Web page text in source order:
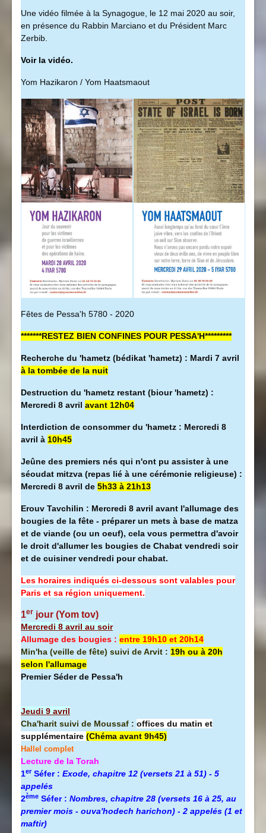
Une vidéo filmée à la Synagogue, le 12 mai 2020 au soir,
en présence du Rabbin Marciano et du Président Marc
Zerbib.
Voir la vidéo.
Yom Hazikaron / Yom Haatsmaout
Fêtes de Pessa'h 5780 - 2020
*******RESTEZ BIEN CONFINES POUR PESSA'H*********
Recherche du 'hametz (bédikat 'hametz) : Mardi 7 avril
à la tombée de la nuit
Destruction du 'hametz restant (biour 'hametz) :
Mercredi 8 avril avant 12h04
Interdiction de consommer du 'hametz : Mercredi 8
avril à 10h45
Jeûne des premiers nés qui n'ont pu assister à une
séoudat mitzva (repas lié à une cérémonie religieuse) :
Mercredi 8 avril de 5h33 à 21h13
Erouv Tavchilin : Mercredi 8 avril avant l'allumage des
bougies de la fête - préparer un mets à base de matza
et de viande (ou un oeuf), cela vous permettra d'avoir
le droit d'allumer les bougies de Chabat vendredi soir
et de cuisiner vendredi pour chabat.
Les horaires indiqués ci-dessous sont valables pour
Paris et sa région uniquement.
1er jour (Yom tov)
Mercredi 8 avril au soir
Allumage des bougies : entre 19h10 et 20h14
Min'ha (veille de fête) suivi de Arvit : 19h ou à 20h
selon l'allumage
Premier Séder de Pessa'h
Jeudi 9 avril
Cha'harit suivi de Moussaf : offices du matin et
supplémentaire (Chéma avant 9h45)
Hallel complet
Lecture de la Torah
1erSéfer : Exode, chapitre 12 (versets 21 à 51) - 5
appelés
2ème Séfer : Nombres, chapitre 28 (versets 16 à 25, au
premier mois - ouva'hodech harichon) - 2 appelés (1 et
maftir)